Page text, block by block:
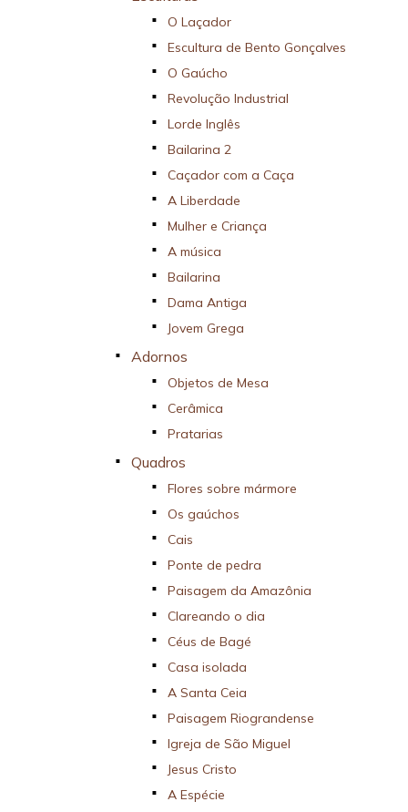
O Laçador
Escultura de Bento Gonçalves
O Gaúcho
Revolução Industrial
Lorde Inglês
Bailarina 2
Caçador com a Caça
A Liberdade
Mulher e Criança
A música
Bailarina
Dama Antiga
Jovem Grega
Adornos
Objetos de Mesa
Cerâmica
Pratarias
Quadros
Flores sobre mármore
Os gaúchos
Cais
Ponte de pedra
Paisagem da Amazônia
Clareando o dia
Céus de Bagé
Casa isolada
A Santa Ceia
Paisagem Riograndense
Igreja de São Miguel
Jesus Cristo
A Espécie